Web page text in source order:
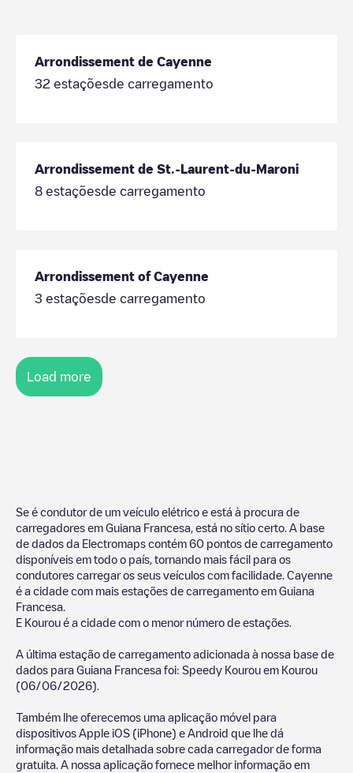
Arrondissement de Cayenne
32 estaçõesde carregamento
Arrondissement de St.-Laurent-du-Maroni
8 estaçõesde carregamento
Arrondissement of Cayenne
3 estaçõesde carregamento
Load more
Se é condutor de um veículo elétrico e está à procura de
carregadores em Guiana Francesa , está no sítio certo. A base
de dados da Electromaps contém 60 pontos de carregamento
disponíveis em todo o país, tornando mais fácil para os
condutores carregar os seus veículos com facilidade. Cayenne
é a cidade com mais estações de carregamento em Guiana
Francesa
E Kourou é a cidade com o menor número de estações.
A última estação de carregamento adicionada à nossa base de
dados para Guiana Francesa foi: Speedy Kourou em Kourou
(06/06/2026).
Também lhe oferecemos uma aplicação móvel para
dispositivos Apple iOS (iPhone) e Android que lhe dá
informação mais detalhada sobre cada carregador de forma
gratuita. A nossa aplicação fornece melhor informação em